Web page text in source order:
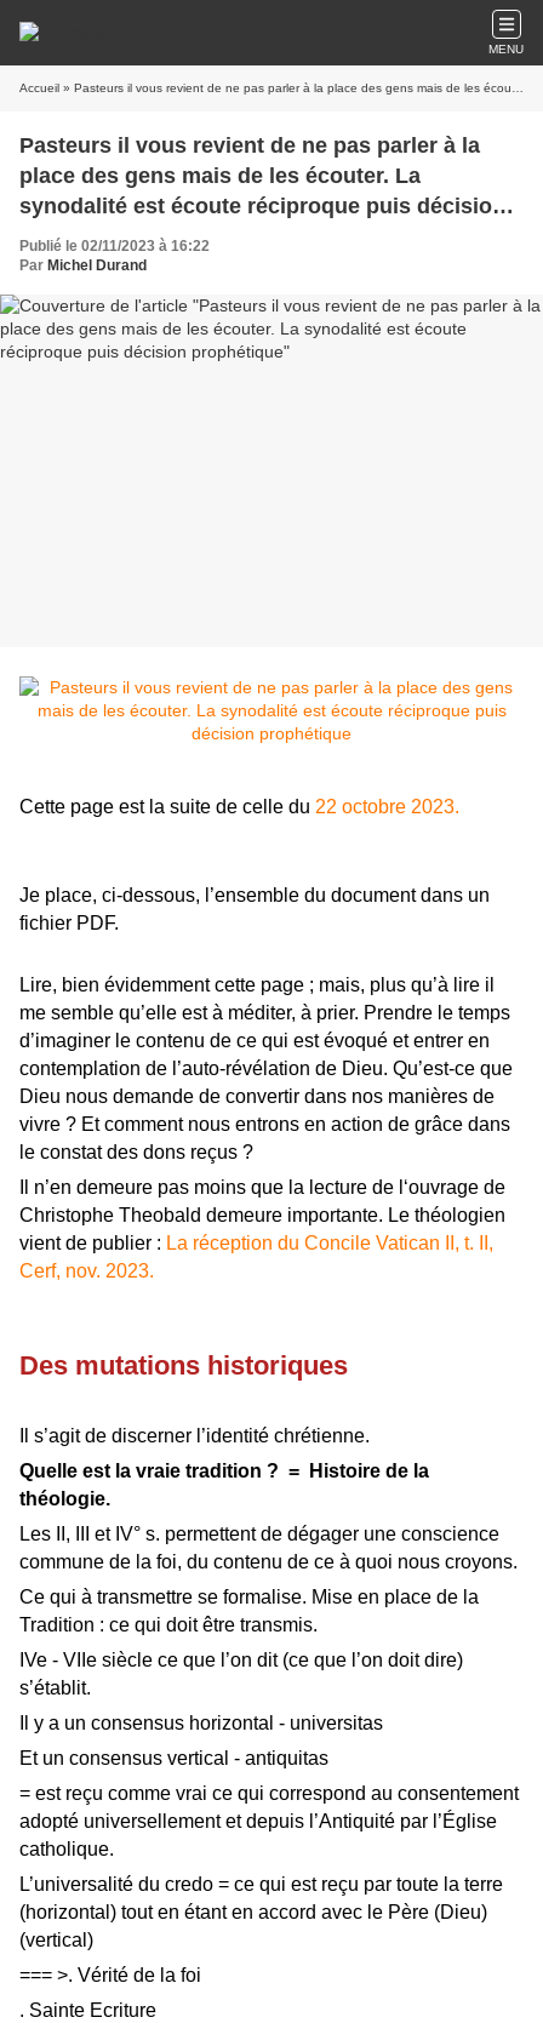
MENU
Accueil » Pasteurs il vous revient de ne pas parler à la place des gens mais de les écouter. La synodalité est écoute réciproque puis décision prophétique
Pasteurs il vous revient de ne pas parler à la
place des gens mais de les écouter. La
synodalité est écoute réciproque puis décision
prophétique
Publié le 02/11/2023 à 16:22
Par Michel Durand
Cette page est la suite de celle du 22 octobre 2023.
Je place, ci-dessous, l’ensemble du document dans un
fichier PDF.
Lire, bien évidemment cette page ; mais, plus qu’à lire il
me semble qu’elle est à méditer, à prier. Prendre le temps
d’imaginer le contenu de ce qui est évoqué et entrer en
contemplation de l’auto-révélation de Dieu. Qu’est-ce que
Dieu nous demande de convertir dans nos manières de
vivre ? Et comment nous entrons en action de grâce dans
le constat des dons reçus ?
Il n’en demeure pas moins que la lecture de l‘ouvrage de
Christophe Theobald demeure importante. Le théologien
vient de publier : La réception du Concile Vatican II, t. II,
Cerf, nov. 2023.
Des mutations historiques
Il s’agit de discerner l’identité chrétienne.
Quelle est la vraie tradition ? = Histoire de la
théologie.
Les II, III et IV° s. permettent de dégager une conscience
commune de la foi, du contenu de ce à quoi nous croyons.
Ce qui à transmettre se formalise. Mise en place de la
Tradition : ce qui doit être transmis.
IVe - VIIe siècle ce que l’on dit (ce que l’on doit dire)
s’établit.
Il y a un consensus horizontal - universitas
Et un consensus vertical - antiquitas
= est reçu comme vrai ce qui correspond au consentement
adopté universellement et depuis l’Antiquité par l’Église
catholique.
L’universalité du credo = ce qui est reçu par toute la terre
(horizontal) tout en étant en accord avec le Père (Dieu)
(vertical)
=== >. Vérité de la foi
. Sainte Ecriture